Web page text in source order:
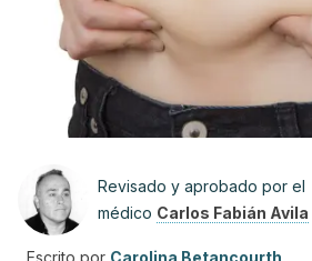
Revisado y aprobado por el
médico Carlos Fabián Avila
Escrito por Carolina Betancourth